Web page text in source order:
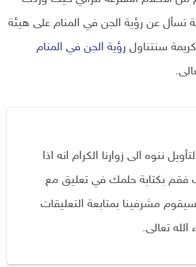
تسأل عن رؤية الجن في المنام على هيئة
سنتناول رؤية الجن في المنام
ننوه الى زوارنا الكرام انه اذا
فقم بكتابة حلمك في تعليق مع
مشرفينا بمتابعة التعليقات
تعالى.